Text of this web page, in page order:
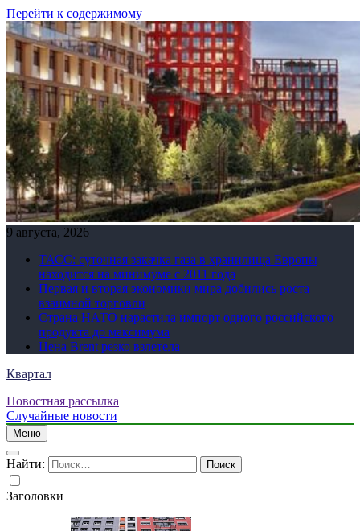
Перейти к содержимому
9 августа, 2026
ТАСС: суточная закачка газа в хранилища Европы
находится на минимуме с 2011 года
Первая и вторая экономики мира добились роста
взаимной торговли
Страна НАТО нарастила импорт одного российского
продукта до максимума
Цена Brent резко взлетела
Квартал
Новостная рассылка
Случайные новости
Меню
Найти:
Заголовки